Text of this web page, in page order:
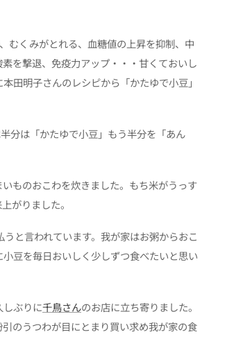
むくみがとれる、血糖値の上昇を抑制、中
を撃退、免疫力アップ・・・甘くておいし
田明子さんのレシピから「かたゆで小豆」
分は「かたゆで小豆」もう半分を「あん
ものおこわを炊きました。もち米がうっす
がりました。
と言われています。我が家はお粥からおこ
豆を毎日おいしく少しずつ食べたいと思い
ぶりに千鳥さんのお店に立ち寄りました。
のうつわが目にとまり買い求め我が家の食